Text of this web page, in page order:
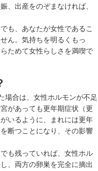
、出産をのぞまなければ、
も、あなたが女性であるこ
ん。気持ちを明るくもっ
ためて女性らしさを満喫で
場合は、女性ホルモンが不足
があっても更年期症状（更
いるように、まれには更年
断つことになり、その影響
も残っていれば、女性ホル
、両方の卵巣を完全に摘出